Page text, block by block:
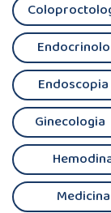
Ginecologia